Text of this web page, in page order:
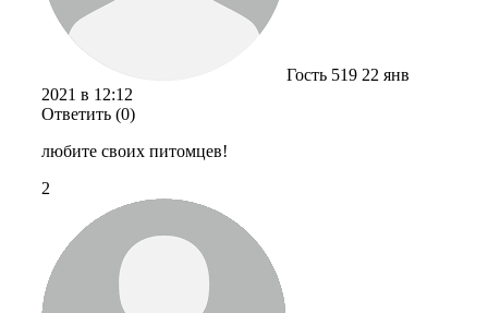
Гость 519 22 янв
2021 в 12:12
Ответить (0)
любите своих питомцев!
2